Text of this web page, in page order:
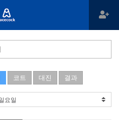
코트 대진 결과